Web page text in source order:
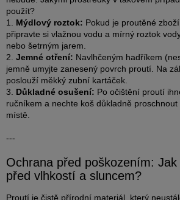
použít?
1. Mýdlový roztok: Pokud je proutěné
připravte si vlažnou vodu a mírný roztok
nebo šetrným jarem.
2. Jemné otření: Navlhčeným hadříkem
jemně umyjte zanesený povrch proutí. Na
poslouží měkký zubní kartáček.
3. Důkladné osušení: Po očištění proutí
ručníkem a nechte koš důkladně
místě.
---
Ochrana před poškozením:
před vlhkostí a sluncem?
Proutí je čistě přírodní materiál, který